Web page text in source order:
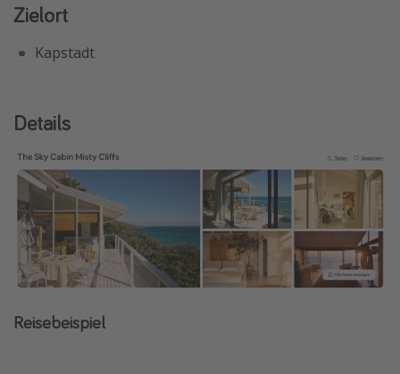
Zielort
Kapstadt
Details
Reisebeispiel